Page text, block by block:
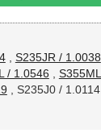
, S235JR / 1.0038
/ 1.0546
S235J0 / 1.0114